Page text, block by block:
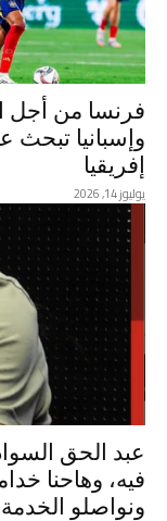
فرنسا من أجل
وإسبانيا تبحث
إفريقيا
يوليوز 14, 2026
عبد الحق
فيه، وهاحنا
ونواصلو الخدمة